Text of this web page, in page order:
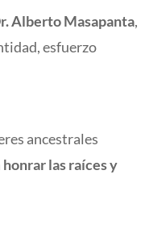
Alberto Masapanta,
esfuerzo
ancestrales
honrar las raíces y